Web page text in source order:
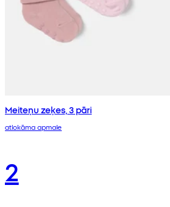
Meiteņu zeķes, 3 pāri
atlokāma apmale
2